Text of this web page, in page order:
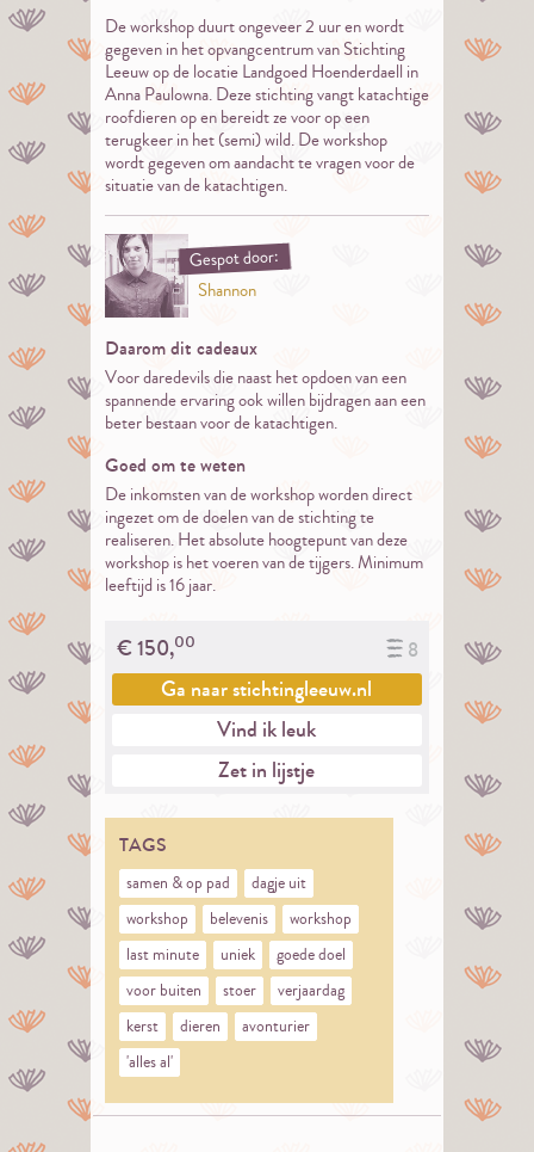
De workshop duurt ongeveer 2 uur en wordt
gegeven in het opvangcentrum van Stichting
Leeuw op de locatie Landgoed Hoenderdaell in
Anna Paulowna. Deze stichting vangt katachtige
roofdieren op en bereidt ze voor op een
terugkeer in het (semi) wild. De workshop
wordt gegeven om aandacht te vragen voor de
situatie van de katachtigen.
Gespot door:
Shannon
Daarom dit cadeaux
Voor daredevils die naast het opdoen van een
spannende ervaring ook willen bijdragen aan een
beter bestaan voor de katachtigen.
Goed om te weten
De inkomsten van de workshop worden direct
ingezet om de doelen van de stichting te
realiseren. Het absolute hoogtepunt van deze
workshop is het voeren van de tijgers. Minimum
leeftijd is 16 jaar.
8
€150,00
Ga naarstichtingleeuw.nl
Vind ik leuk
Zet in lijstje
TAGS
samen & op pad
dagje uit
workshop
belevenis
workshop
last minute
uniek
goede doel
voor buiten
stoer
verjaardag
kerst
dieren
avonturier
'alles al'